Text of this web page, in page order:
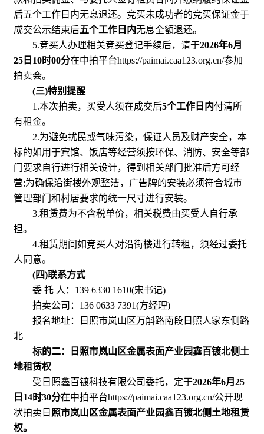
后五个工作日内无息退还。竞买未成功者的竞买保证金于
成交公示结束后五个工作日内无息全额退还。
5.竞买人办理相关竞买登记手续后，请于2026年6月
25日10时00分在中拍平台https://paimai.caa123.org.cn/参加
拍卖会。
(三)特别提醒
1.本次拍卖，买受人须在成交后5个工作日内付清所
有租金。
2.为避免扰民或气味污染，保证人员及财产安全，本
标的如用于宾馆、饭店等经营须按环保、消防、安全等部
门要求自行进行相关设计，得到相关部门批准后方可经
营;为确保沿街楼外观整洁，广告牌的安装必须符合城市
管理部门和村居要求的统一尺寸进行安装。
3.租赁费为不含税单价，相关税费由买受人自行承
担。
4.租赁期间如竞买人对沿街楼进行转租，须经过委托
人同意。
(四)联系方式
委 托 人：139 6330 1610(宋书记)
拍卖公司：136 0633 7391(方经理)
报名地址：日照市岚山区万斛路南段日照人家东侧路
北
标的二：日照市岚山区金属表面产业园鑫百镀北侧土
地租赁权
受日照鑫百镀科技有限公司委托，定于2026年6月25
日14时30分在中拍平台https://paimai.caa123.org.cn/公开现
状拍卖日 照市岚山区金属表面产业园鑫百镀北侧土地租赁
权。